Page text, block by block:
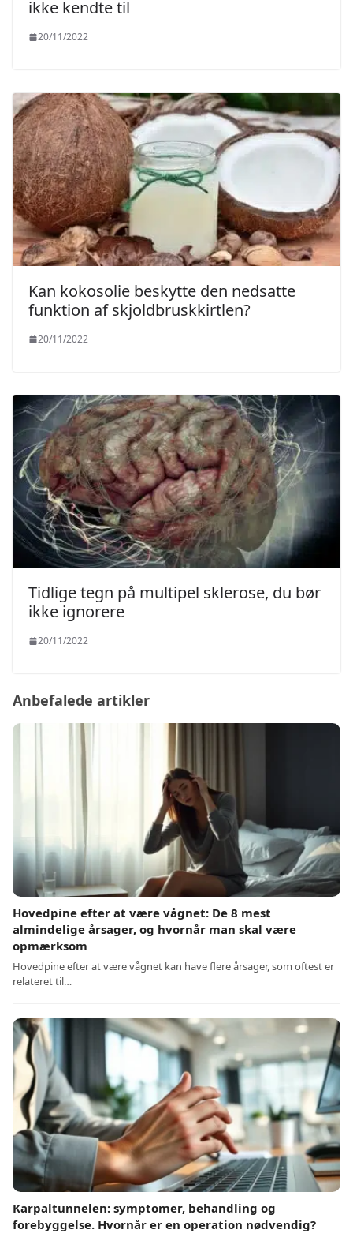
ikke kendte til
20/11/2022
Kan kokosolie beskytte den nedsatte
funktion af skjoldbruskkirtlen?
20/11/2022
Tidlige tegn på multipel sklerose, du bør
ikke ignorere
20/11/2022
Anbefalede artikler
Hovedpine efter at være vågnet: De 8 mest
almindelige årsager, og hvornår man skal være
opmærksom
Hovedpine efter at være vågnet kan have flere årsager, som oftest er
relateret til…
Karpaltunnelen: symptomer, behandling og
forebyggelse. Hvornår er en operation nødvendig?